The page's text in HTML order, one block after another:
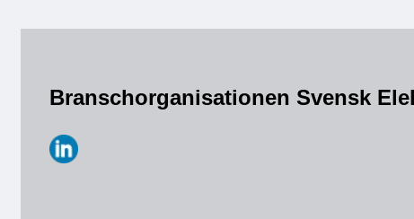
Branschorganisationen Svensk